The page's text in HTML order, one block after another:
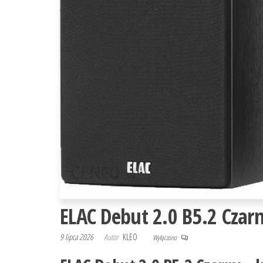
ELAC Debut 2.0 B5.2
9 lipca 2026 Autor KLEO Wyłączono